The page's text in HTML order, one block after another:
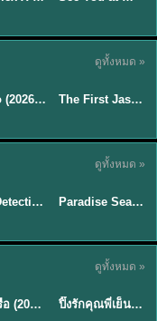
ดูทั้งหมด »
Overdo (2026) รักเกินแค้น พากย์ไทย ซับไทย EP1-33 (จบ) ★9.7 EP.40
ซับไทย | พากย์
Sub EP. 40 | TH
The First Jasmine ชายาเคียงหทัย (2026) พากย์ไทย EP.1-40
ดูทั้งหมด »
EP.9ดูซีรี่ย์ Detective Hole (2026) พากย์ไทย HD ฟรี อัปเดตล่าสุด Netflix EP.8
พากย์ไทย
Paradise Season 2 (2026) พากย์ไทย EP1-8 ดูซีรี่ย์ฝรั่ง HD ครบทุกตอน
ดูทั้งหมด »
รักได้หรือ (2026) YOUNG Let's Begin Again พากย์ไทย EP.1-19 ★8
พากย์ไทย
ปิ๊งรักคุณพี่เย็นชา (2026) Frozen Valentine EP.1-10 (จบ)